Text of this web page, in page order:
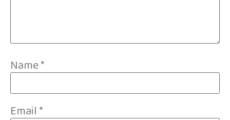
Name*
Email*